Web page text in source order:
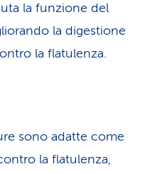
la funzione del
la digestione
la flatulenza.
sono adatte come
la flatulenza,